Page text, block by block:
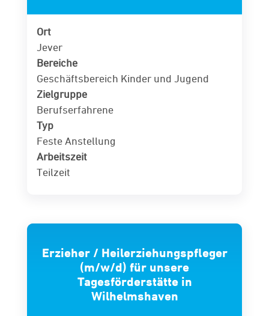
Ort
Jever
Bereiche
Geschäftsbereich Kinder und Jugend
Zielgruppe
Berufserfahrene
Typ
Feste Anstellung
Arbeitszeit
Teilzeit
Erzieher / Heilerziehungspfleger
(m/w/d) für unsere
Tagesförderstätte in
Wilhelmshaven